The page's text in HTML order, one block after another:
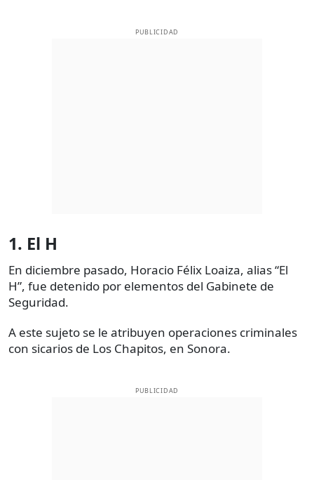
PUBLICIDAD
1. El H
En diciembre pasado, Horacio Félix Loaiza, alias “El
H”, fue detenido por elementos del Gabinete de
Seguridad.
A este sujeto se le atribuyen operaciones criminales
con sicarios de Los Chapitos, en Sonora.
PUBLICIDAD